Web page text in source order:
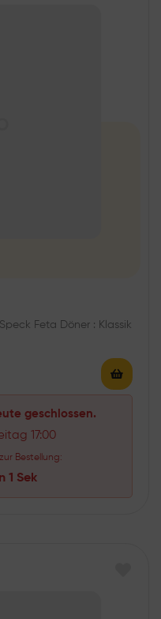
Feta Döner : Klassik
geschlossen.
17:00
Bestellung:
0 Sek